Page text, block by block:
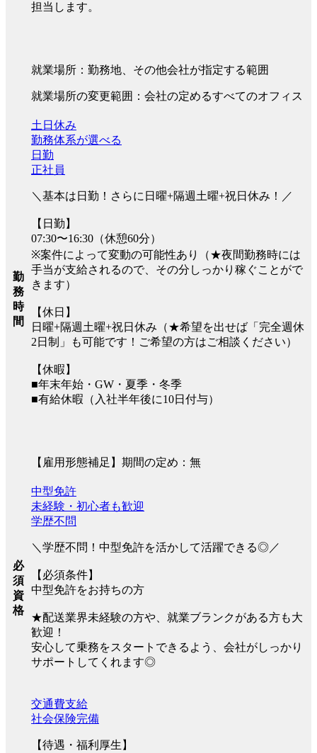
担当します。
就業場所：勤務地、その他会社が指定する範囲
就業場所の変更範囲：会社の定めるすべてのオフィス
勤
務
時
間
土日休み
勤務体系が選べる
日勤
正社員
＼基本は日勤！さらに日曜+隔週土曜+祝日休み！／
【日勤】
07:30〜16:30（休憩60分）
※案件によって変動の可能性あり（★夜間勤務時には
手当が支給されるので、その分しっかり稼ぐことがで
きます）
【休日】
日曜+隔週土曜+祝日休み（★希望を出せば「完全週休
2日制」も可能です！ご希望の方はご相談ください）
【休暇】
■年末年始・GW・夏季・冬季
■有給休暇（入社半年後に10日付与）
【雇用形態補足】期間の定め：無
必
須
資
格
中型免許
未経験・初心者も歓迎
学歴不問
＼学歴不問！中型免許を活かして活躍できる◎／
【必須条件】
中型免許をお持ちの方
★配送業界未経験の方や、就業ブランクがある方も大
歓迎！
安心して乗務をスタートできるよう、会社がしっかり
サポートしてくれます◎
交通費支給
社会保険完備
【待遇・福利厚生】